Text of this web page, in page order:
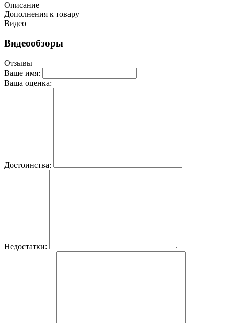
Описание
Дополнения к товару
Видео
Видеообзоры
Отзывы
Ваше имя:
Ваша оценка:
Достоинства:
Недостатки: